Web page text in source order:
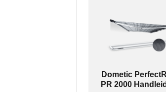
Dometic
PR 2000